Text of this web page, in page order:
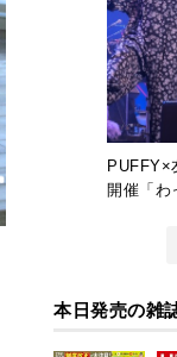
開催「わ
本日発売の雑